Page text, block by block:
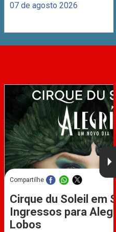
07 de agosto 2026
Compartilhe
Cirque du Soleil em
Ingressos para
Lobos